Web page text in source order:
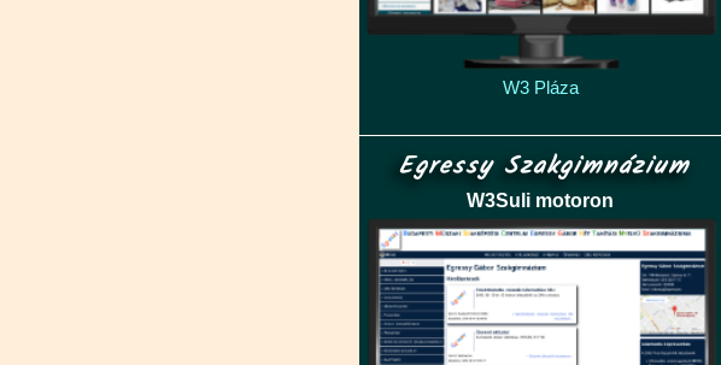
W3 Pláza
Egressy Szakgimnázium
W3Suli motoron